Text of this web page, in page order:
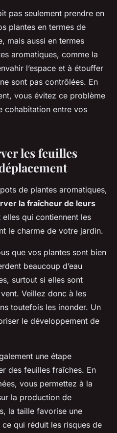
pas seulement prendre en
plantes en termes de
mais aussi en termes
aromatiques, comme la
l’espace et à étouffer
sont pas contrôlées. En
vous évitez ce problème
cohabitation entre vos
les feuilles
de plantes aromatiques,
la fraîcheur de leurs
qui contiennent les
le charme de votre jardin.
que vos plantes sont bien
beaucoup d’eau
surtout si elles sont
Veillez donc à les
toutefois les inonder. Un
le développement de
une étape
des feuilles fraîches. En
vous permettez à la
la production de
la taille favorise une
ce qui réduit les risques de